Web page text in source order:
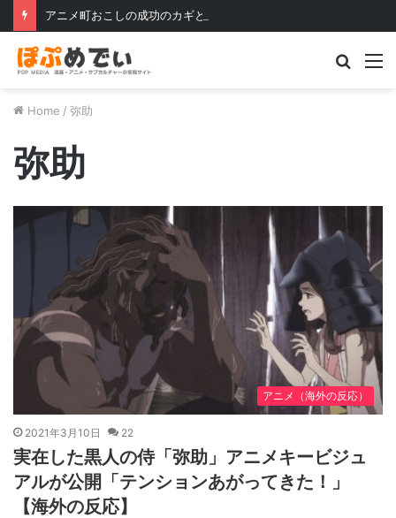
Home / 弥助
弥助
アニメ（海外の反応）
2021年3月10日 22
実在した黒人の侍「弥助」アニメキービジュ
アルが公開「テンションあがってきた！」
【海外の反応】